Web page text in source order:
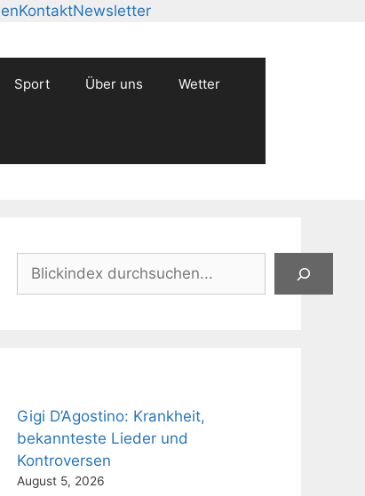
KontaktNewsletter
Sport Über uns Wetter
Suchen
Gigi D’Agostino: Krankheit,
bekannteste Lieder und
Kontroversen
August 5, 2026